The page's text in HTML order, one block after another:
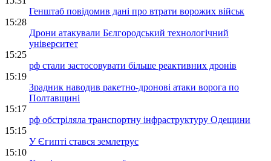
Генштаб повідомив дані про втрати ворожих військ
15:28
Дрони атакували Бєлгородський технологічний
університет
15:25
рф стали застосовувати більше реактивних дронів
15:19
Зрадник наводив ракетно-дронові атаки ворога по
Полтавщині
15:17
рф обстріляла транспортну інфраструктуру Одещини
15:15
У Єгипті стався землетрус
15:10